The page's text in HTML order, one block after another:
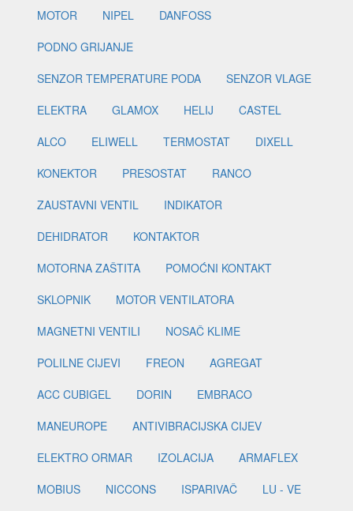
MOTOR
NIPEL
DANFOSS
PODNO GRIJANJE
SENZOR TEMPERATURE PODA
SENZOR VLAGE
ELEKTRA
GLAMOX HELIJ
CASTEL
ALCO
ELIWELL TERMOSTAT
DIXELL
KONEKTOR
PRESOSTAT
RANCO
ZAUSTAVNI VENTIL
INDIKATOR
DEHIDRATOR
KONTAKTOR
MOTORNA ZAŠTITA
POMOĆNI KONTAKT
SKLOPNIK
MOTOR VENTILATORA
MAGNETNI VENTILI
NOSAČ KLIME
POLILNE CIJEVI
FREON
AGREGAT
ACC CUBIGEL
DORIN
EMBRACO
MANEUROPE
ANTIVIBRACIJSKA CIJEV
ELEKTRO ORMAR
IZOLACIJA
ARMAFLEX
MOBIUS
NICCONS ISPARIVAČ
LU - VE